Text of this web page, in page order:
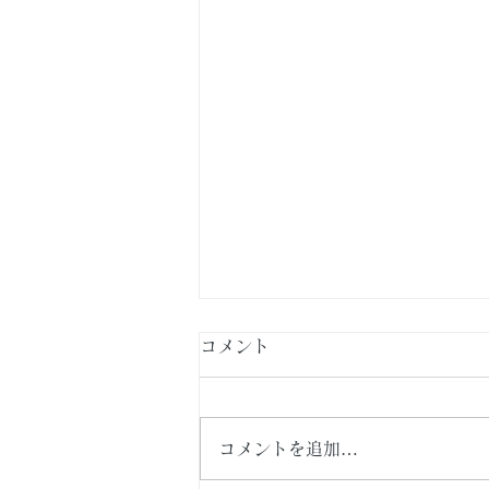
コメント
コメントを追加…